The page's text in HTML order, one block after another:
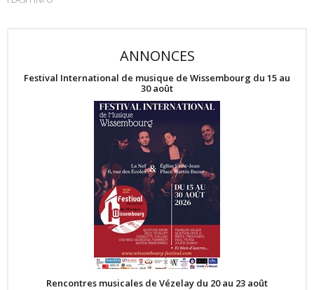
ANNONCES
Festival International de musique de Wissembourg du 15 au
30 août
Rencontres musicales de Vézelay du 20 au 23 août